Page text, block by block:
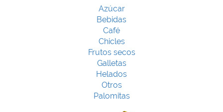
Azúcar
Bebidas
Café
Chicles
Frutos secos
Galletas
Helados
Otros
Palomitas